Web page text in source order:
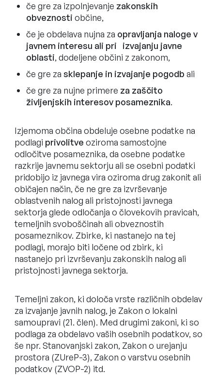
če gre za izpolnjevanje zakonskih
obveznosti občine,
če je obdelava nujna za opravljanja naloge v
javnem interesu ali pri izvajanju javne
oblasti, dodeljene občini z zakonom,
če gre za sklepanje in izvajanje pogodb ali
če gre za nujne primere za zaščito
življenjskih interesov posameznika.
Izjemoma občina obdeluje osebne podatke na
podlagi privolitve oziroma samostojne
odločitve posameznika, da osebne podatke
razkrije javnemu sektorju ali se osebni podatki
pridobijo iz javnega vira oziroma drug zakonit ali
običajen način, če ne gre za izvrševanje
oblastvenih nalog ali pristojnosti javnega
sektorja glede odločanja o človekovih pravicah,
temeljnih svoboščinah ali obveznostih
posameznikov. Zbirke, ki nastanejo na tej
podlagi, morajo biti ločene od zbirk, ki
nastanejo pri izvrševanju zakonskih nalog ali
pristojnosti javnega sektorja.
Temeljni zakon, ki določa vrste različnih obdelav
za izvajanje javnih nalog, je Zakon o lokalni
samoupravi (21. člen). Med drugimi zakoni, ki so
podlaga za obdelavo vaših osebnih podatkov, so
še npr. Stanovanjski zakon, Zakon o urejanju
prostora (ZUreP-3), Zakon o varstvu osebnih
podatkov (ZVOP-2) itd.